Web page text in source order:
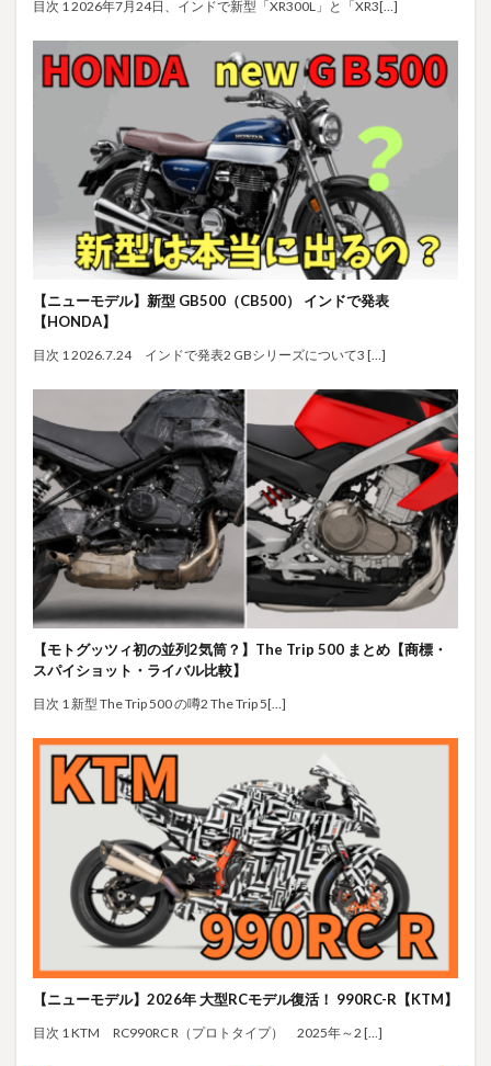
目次 1 2026年7月24日、インドで新型「XR300L」と「XR3[…]
【ニューモデル】新型 GB500（CB500） インドで発表
【HONDA】
目次 1 2026.7.24 インドで発表2 GBシリーズについて3 […]
【モトグッツィ初の並列2気筒？】The Trip 500 まとめ【商標・
スパイショット・ライバル比較】
目次 1 新型 The Trip 500 の噂2 The Trip 5[…]
【ニューモデル】2026年 大型RCモデル復活！ 990RC-R【KTM】
目次 1 KTM RC990RC R（プロトタイプ） 2025年～2 […]